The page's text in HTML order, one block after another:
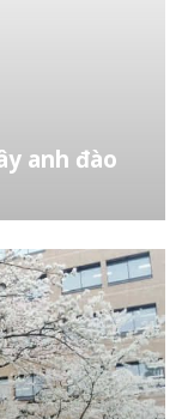
anh đào